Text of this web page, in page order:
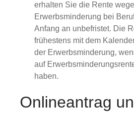
erhalten Sie die Rente
Erwerbsminderung bei
Anfang an unbefristet. Die
frühestens mit dem
der Erwerbsminderung,
auf
haben.
Onlineantrag